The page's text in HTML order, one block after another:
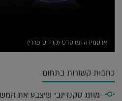
ארטמידה ומרסדס (קרדיט פררי)
כתבות קשורות בתחום
מותג סקנדינבי שיצבע את